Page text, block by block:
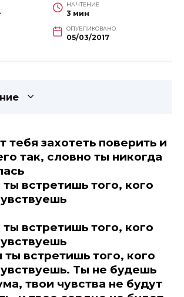
НА ЧТЕНИЕ
3 мин
ОПУБЛИКОВАНО
05/03/2017
тебя захотеть поверить и
так, словно ты никогда
встретишь того, кого
Ты не будешь
твои чувства не будут